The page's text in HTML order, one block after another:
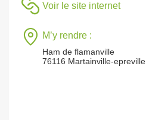
Voir le site internet
M’y rendre :
Ham de flamanville
76116 Martainville-epreville